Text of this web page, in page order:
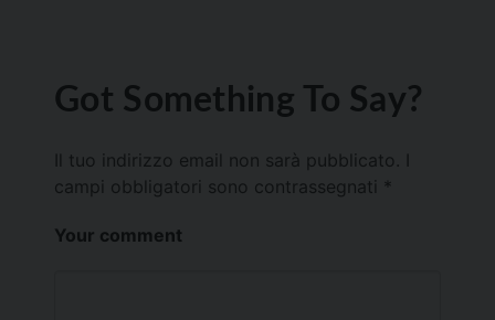
Got Something To Say?
Il tuo indirizzo email non sarà pubblicato.
campi obbligatori sono contrassegnati *
Your comment